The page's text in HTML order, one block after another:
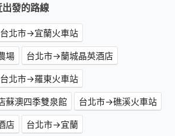
發的路線
台北市→宜蘭火車站
場
台北市→蘭城晶英酒店
台北市→羅東火車站
蘇澳四季雙泉館
台北市→礁溪火車站
店
台北市→宜蘭